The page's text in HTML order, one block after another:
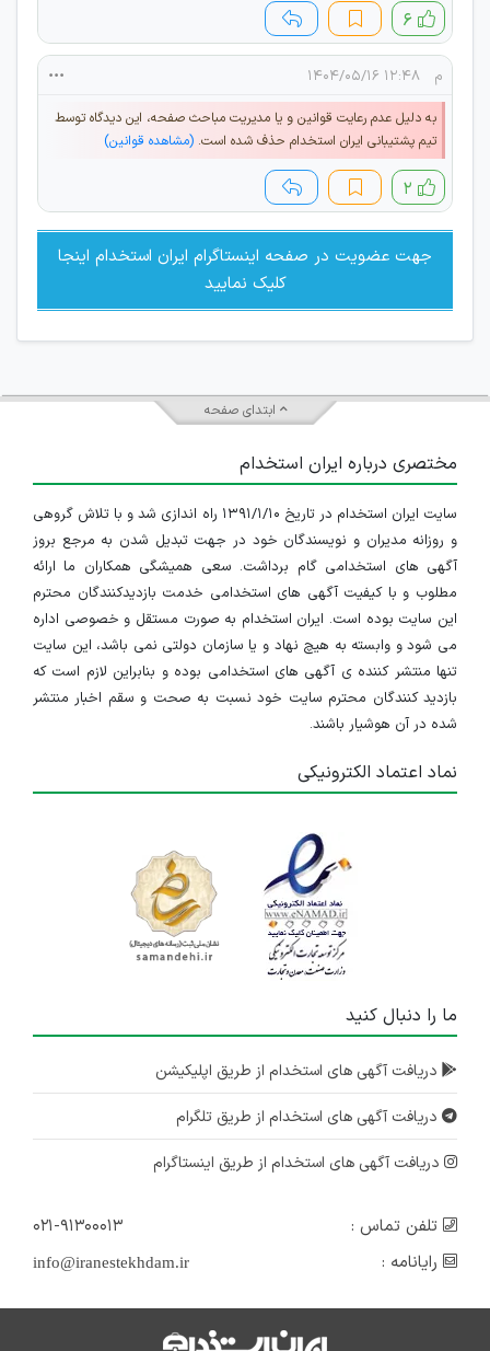
۶
م ۱۲:۴۸ ۱۴۰۴/۰۵/۱۶
به دلیل عدم رعایت قوانین و یا مدیریت مباحث صفحه، این دیدگاه توسط
تیم پشتیبانی ایران استخدام حذف شده است. (مشاهده قوانین)
۲
جهت عضویت در صفحه اینستاگرام ایران استخدام اینجا
کلیک نمایید
ابتدای صفحه
مختصری درباره ایران استخدام
سایت ایران استخدام در تاریخ ۱۳۹۱/۱/۱۰ راه اندازی شد و با تلاش گروهی
و روزانه مدیران و نویسندگان خود در جهت تبدیل شدن به مرجع بروز
آگهی های استخدامی گام برداشت. سعی همیشگی همکاران ما ارائه
مطلوب و با کیفیت آگهی های استخدامی خدمت بازدیدکنندگان محترم
این سایت بوده است. ایران استخدام به صورت مستقل و خصوصی اداره
می شود و وابسته به هیچ نهاد و یا سازمان دولتی نمی باشد، این سایت
تنها منتشر کننده ی آگهی های استخدامی بوده و بنابراین لازم است که
بازدید کنندگان محترم سایت خود نسبت به صحت و سقم اخبار منتشر
شده در آن هوشیار باشند.
نماد اعتماد الکترونیکی
ما را دنبال کنید
دریافت آگهی های استخدام از طریق اپلیکیشن
دریافت آگهی های استخدام از طریق تلگرام
دریافت آگهی های استخدام از طریق اینستاگرام
تلفن تماس :
۰۲۱-۹۱۳۰۰۰۱۳
رایانامه :
info@iranestekhdam.ir